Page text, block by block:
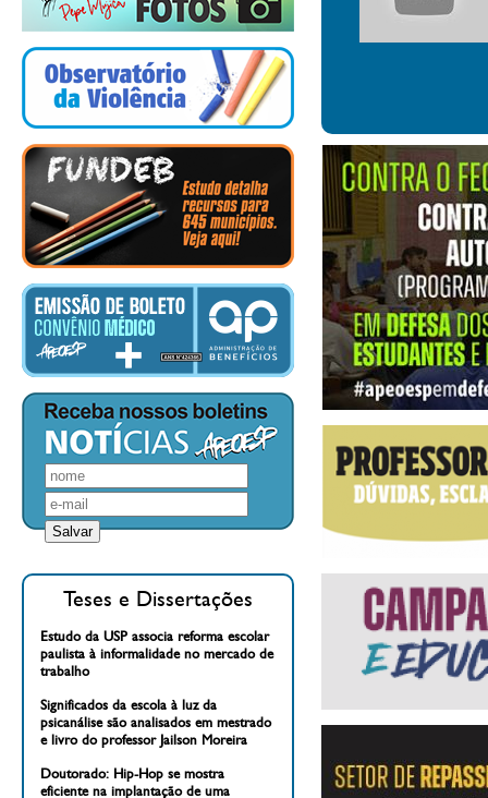
Teses e Dissertações
Estudo da USP associa reforma escolar
paulista à informalidade no mercado de
trabalho
Significados da escola à luz da
psicanálise são analisados em mestrado
e livro do professor Jailson Moreira
Doutorado: Hip-Hop se mostra
eficiente na implantação de uma